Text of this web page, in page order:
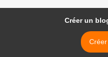
Créer un